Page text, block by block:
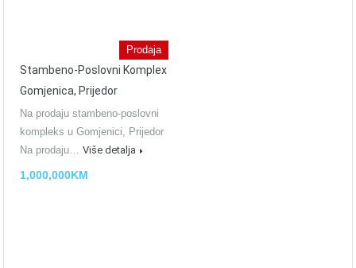
Prodaja
Stambeno-Poslovni Komplex
Gomjenica, Prijedor
Na prodaju stambeno-poslovni
kompleks u Gomjenici, Prijedor
Na prodaju… Više detalja
1,000,000KM